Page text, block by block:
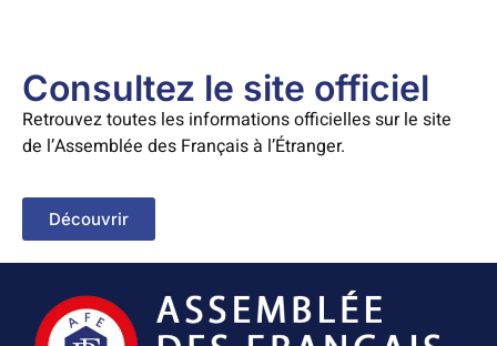
Consultez le site officiel
Retrouvez toutes les informations officielles sur le site
de l’Assemblée des Français à l’Étranger.
Découvrir